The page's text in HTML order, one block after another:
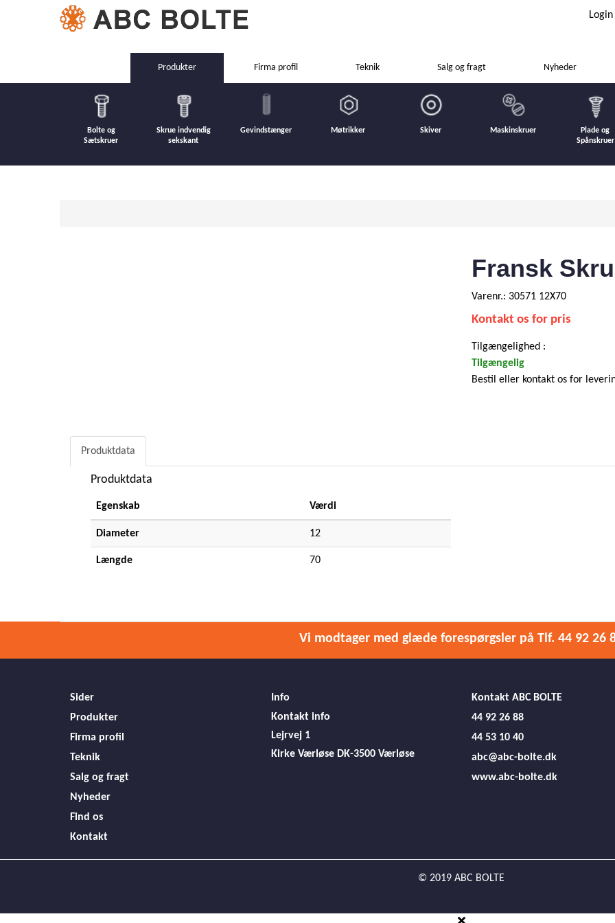
Login
Produkter Firma profil Teknik Salg og fragt Nyheder
Bolte og
Sætskruer
Skrue indvendig
sekskant
Gevindstænger Møtrikker Skiver Maskinskruer
Plade og
Spånskruer
Fransk
Varenr.: 30571 12X70
Kontakt os for pris
Tilgængelighed :
Tilgængelig
Bestil eller kontakt os for
Produktdata
Produktdata
Egenskab Værdi
Diameter 12
Længde 70
Vi modtager med glæde forespørgsler på Tlf. 44 92 26
Sider
Produkter
Firma profil
Teknik
Salg og fragt
Nyheder
Find os
Kontakt
Info
Kontakt info
Lejrvej 1
Kirke Værløse DK-3500 Værløse
Kontakt ABC BOLTE
44 92 26 88
44 53 10 40
abc@abc-bolte.dk
www.abc-bolte.dk
© 2019 ABC BOLTE